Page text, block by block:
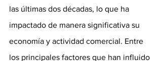
las últimas dos décadas, lo que ha
impactado de manera significativa su
economía y actividad comercial. Entre
los principales factores que han influido